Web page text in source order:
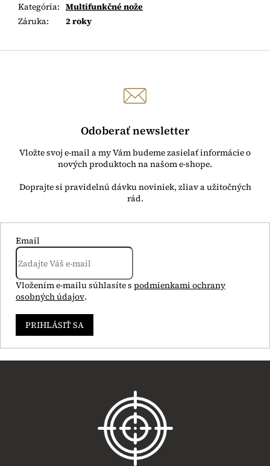
Kategória: Multifunkčné nože
Záruka: 2 roky
Odoberať newsletter
Vložte svoj e-mail a my Vám budeme zasielať informácie o
nových produktoch na našom e-shope.
Email
Vložením e-mailu súhlasíte s podmienkami ochrany
osobných údajov.
PRIHLÁSIŤ SA